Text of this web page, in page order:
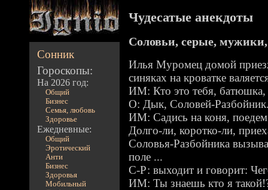
Сонник
Гороскопы:
На 2026 год:
Общий
Бизнес
Семья, любовь
Здоровье
Ежедневные:
Общий
Эротический
Анти
Бизнес
Здоровья
Мобильный
Чудесатые анекдоты
Соловьи, серые,
Илья Муромец домой
синяках на кроватке
ИМ: Кто это тебя, батюшка,
О: Дык, Соловей-
ИМ: Садись на коня, поедем
Долго-ли, коротко-ли,
Соловья-Разбойника
поле ...
С-Р: выходит и говорит:
ИМ: Ты знаешь кто я